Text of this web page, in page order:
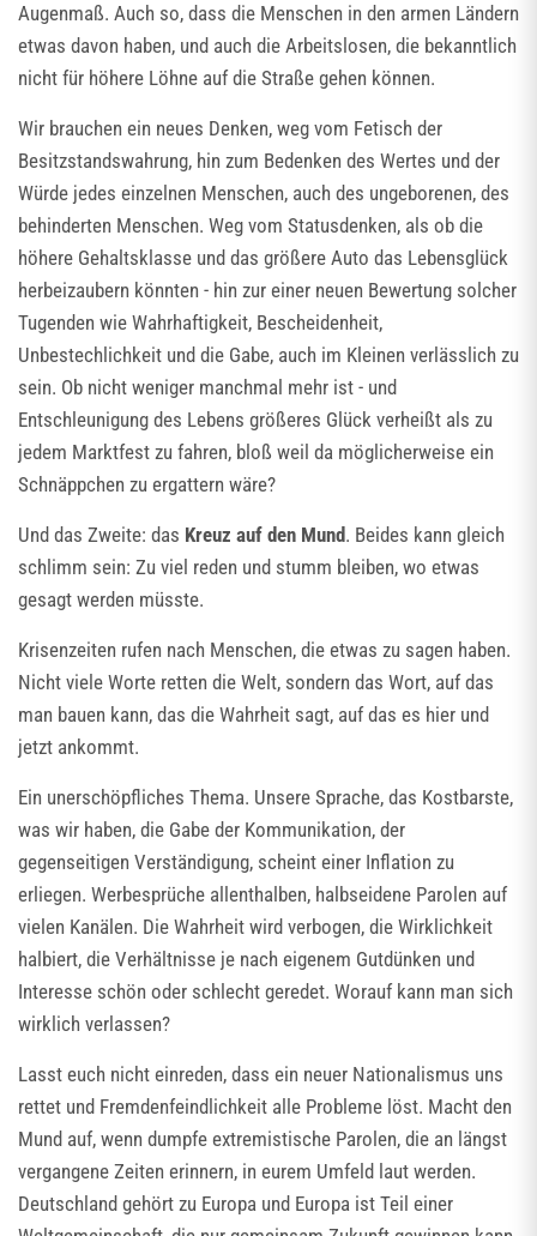
Augenmaß. Auch so, dass die Menschen in den armen Ländern
etwas davon haben, und auch die Arbeitslosen, die bekanntlich
nicht für höhere Löhne auf die Straße gehen können.
Wir brauchen ein neues Denken, weg vom Fetisch der
Besitzstandswahrung, hin zum Bedenken des Wertes und der
Würde jedes einzelnen Menschen, auch des ungeborenen, des
behinderten Menschen. Weg vom Statusdenken, als ob die
höhere Gehaltsklasse und das größere Auto das Lebensglück
herbeizaubern könnten - hin zur einer neuen Bewertung solcher
Tugenden wie Wahrhaftigkeit, Bescheidenheit,
Unbestechlichkeit und die Gabe, auch im Kleinen verlässlich zu
sein. Ob nicht weniger manchmal mehr ist - und
Entschleunigung des Lebens größeres Glück verheißt als zu
jedem Marktfest zu fahren, bloß weil da möglicherweise ein
Schnäppchen zu ergattern wäre?
Und das Zweite: das Kreuz auf den Mund. Beides kann gleich
schlimm sein: Zu viel reden und stumm bleiben, wo etwas
gesagt werden müsste.
Krisenzeiten rufen nach Menschen, die etwas zu sagen haben.
Nicht viele Worte retten die Welt, sondern das Wort, auf das
man bauen kann, das die Wahrheit sagt, auf das es hier und
jetzt ankommt.
Ein unerschöpfliches Thema. Unsere Sprache, das Kostbarste,
was wir haben, die Gabe der Kommunikation, der
gegenseitigen Verständigung, scheint einer Inflation zu
erliegen. Werbesprüche allenthalben, halbseidene Parolen auf
vielen Kanälen. Die Wahrheit wird verbogen, die Wirklichkeit
halbiert, die Verhältnisse je nach eigenem Gutdünken und
Interesse schön oder schlecht geredet. Worauf kann man sich
wirklich verlassen?
Lasst euch nicht einreden, dass ein neuer Nationalismus uns
rettet und Fremdenfeindlichkeit alle Probleme löst. Macht den
Mund auf, wenn dumpfe extremistische Parolen, die an längst
vergangene Zeiten erinnern, in eurem Umfeld laut werden.
Deutschland gehört zu Europa und Europa ist Teil einer